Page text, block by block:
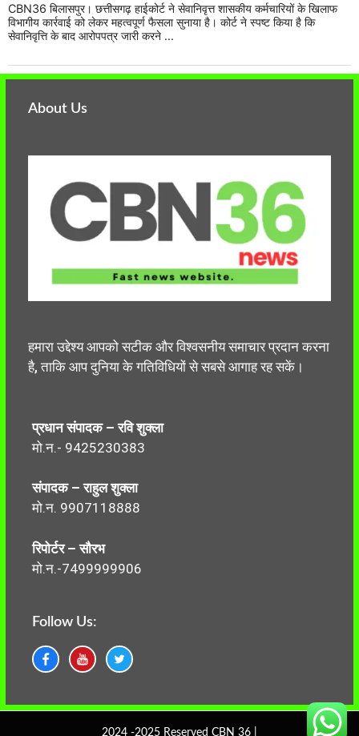
CBN36 बिलासपुर। छत्तीसगढ़ हाईकोर्ट ने सेवानिवृत्त शासकीय कर्मचारियों के खिलाफ
विभागीय कार्रवाई को लेकर महत्वपूर्ण फैसला सुनाया है। कोर्ट ने स्पष्ट किया है कि
सेवानिवृत्ति के बाद आरोपपत्र जारी करने ...
About Us
हमारा उद्देश्य आपको सटीक और विश्वसनीय समाचार प्रदान करना
है, ताकि आप दुनिया के गतिविधियों से सबसे आगाह रह सकें।
प्रधान संपादक – रवि शुक्ला
मो.न.- 9425230383
संपादक – राहुल शुक्ला
मो.न. 9907118888
रिपोर्टर – सौरभ
मो.न.-7499999906
Follow Us:
2024 -2025 Reserved CBN 36 |